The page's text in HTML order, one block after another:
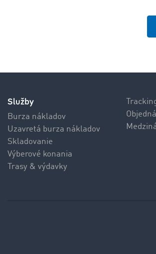
Služby
Burza nákladov
Uzavretá burza nákladov
Skladovanie
Výberové konania
Trasy & výdavky